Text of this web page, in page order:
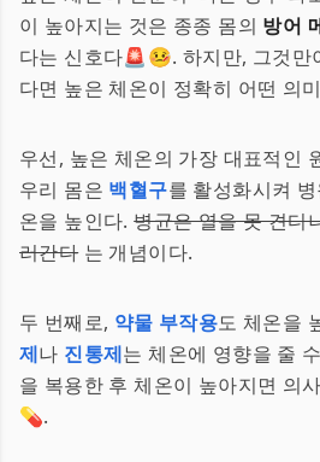
이 높아지는 것은 종종 몸의 방어
다는 신호다🚨🤒. 하지만, 그것만
다면 높은 체온이 정확히 어떤 의
우선, 높은 체온의 가장 대표적인
우리 몸은 백혈구를 활성화시켜
온을 높인다.병균은 열을 못 견디
러간다는 개념이다.
두 번째로, 약물 부작용도 체온을
제나 진통제는 체온에 영향을 줄
을 복용한 후 체온이 높아지면 의
💊.